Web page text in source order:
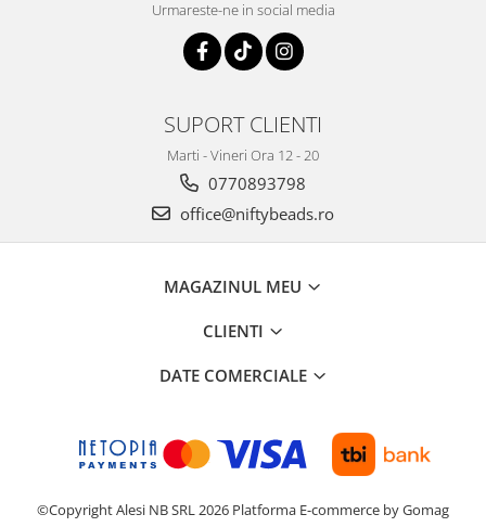
Urmareste-ne in social media
SUPORT CLIENTI
Marti - Vineri Ora 12 - 20
0770893798
office@niftybeads.ro
MAGAZINUL MEU
CLIENTI
DATE COMERCIALE
©Copyright Alesi NB SRL 2026 Platforma E-commerce by Gomag